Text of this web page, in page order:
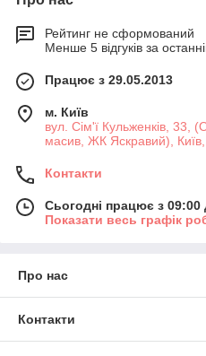
Рейтинг не сформований
Менше 5 відгуків за
Працює з 29.05.2013
м. Київ
вул. Сім'ї Кульженків, 33,
масив, ЖК Яскравий), Київ,
Контакти
Сьогодні працює з 09:00
Показати весь графік
Про нас
Контакти